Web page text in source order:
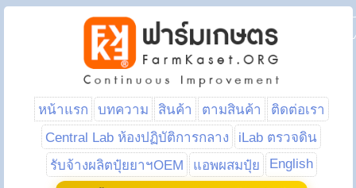
หน้าแรก บทความ สินค้า ตามสินค้า
ติดต่อเรา
Central Lab ห้องปฏิบัติการกลาง
iLab ตรวจดิน
รับจ้างผลิตปุ๋ยยาฯOEM
แอพผสมปุ๋ย English